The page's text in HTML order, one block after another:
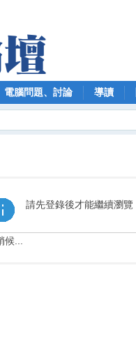
電腦問題、討論 導讀
請先登錄後才能繼續瀏覽
候...